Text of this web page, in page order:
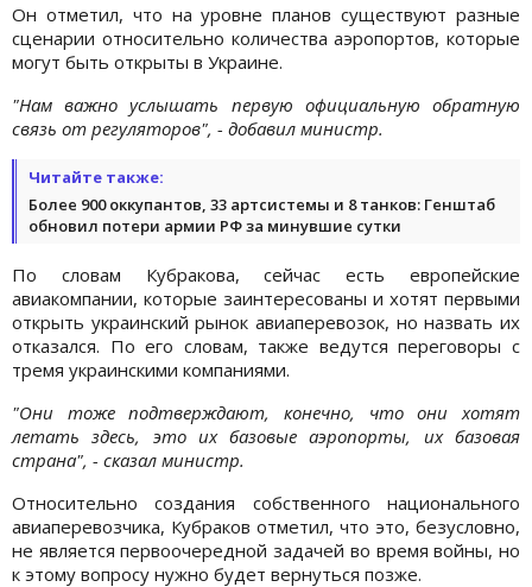
Он отметил, что на уровне планов существуют разные
сценарии относительно количества аэропортов, которые
могут быть открыты в Украине.
"Нам важно услышать первую официальную обратную
связь от регуляторов", - добавил министр.
Читайте также:
Более 900 оккупантов, 33 артсистемы и 8 танков: Генштаб
обновил потери армии РФ за минувшие сутки
По словам Кубракова, сейчас есть европейские
авиакомпании, которые заинтересованы и хотят первыми
открыть украинский рынок авиаперевозок, но назвать их
отказался. По его словам, также ведутся переговоры с
тремя украинскими компаниями.
"Они тоже подтверждают, конечно, что они хотят
летать здесь, это их базовые аэропорты, их базовая
страна", - сказал министр.
Относительно создания собственного национального
авиаперевозчика, Кубраков отметил, что это, безусловно,
не является первоочередной задачей во время войны, но
к этому вопросу нужно будет вернуться позже.